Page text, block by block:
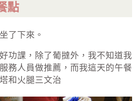
點
了下來。
功課，除了葡撻外，我不知道我
務人員做推薦，而我這天的午餐
和火腿三文治